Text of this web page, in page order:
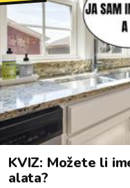
KVIZ: Možete li
alata?